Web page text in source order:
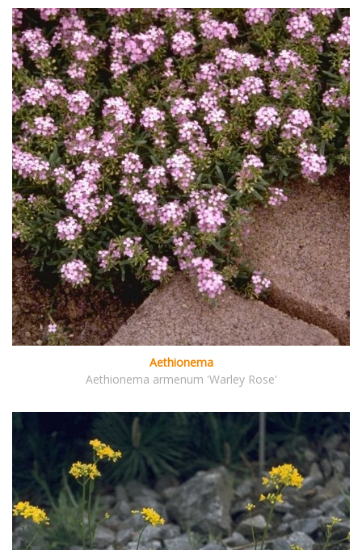
Aethionema
Aethionema armenum 'Warley Rose'